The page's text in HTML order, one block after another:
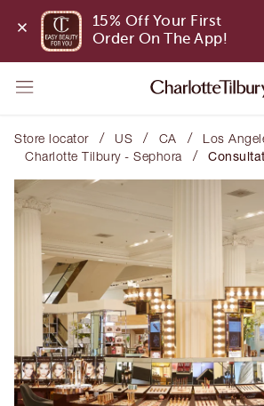
15% Off Your First
Order On The App!
Store locator / US / CA / Los
Charlotte Tilbury - Sephora /